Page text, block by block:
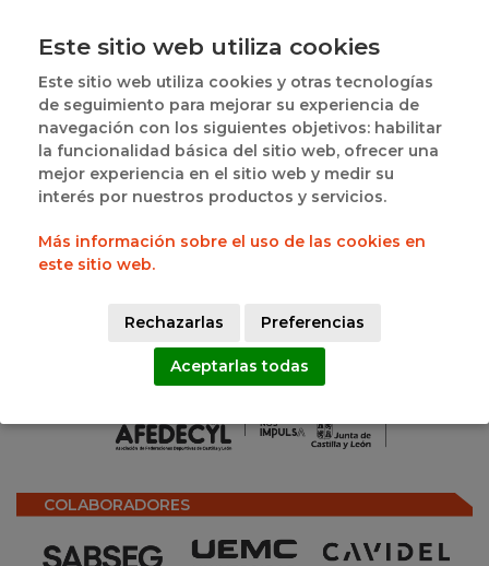
Grupos a los que pertenece
· BURGOS - MINIBASKET MASCULINO PROVINCIAL
(AUT) - UNICO:Ver resultados
(GRUPO 1) - GRUPO 1:Ver resultados
COLABORADORES
Este sitio web utiliza cookies
Este sitio web utiliza cookies y otras tecnologías
de seguimiento para mejorar su experiencia de
navegación con los siguientes objetivos: habilitar
la funcionalidad básica del sitio web, ofrecer una
mejor experiencia en el sitio web y medir su
interés por nuestros productos y servicios.
Más información sobre el uso de las cookies en
este sitio web.
Rechazarlas Preferencias
Aceptarlas todas